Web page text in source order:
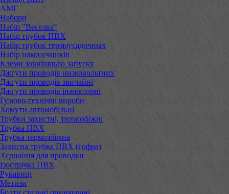
АМГ
Набори
Набір "Веселка"
Набір трубок ПВХ
Набір трубок термоусадочных
Набір наконечників
Клеми зовнішньго запуску
Джгути проводів низковольтних
Джгути проводів звичайні
Джгути проводів інжекторні
Гумово-технічні вироби
Хомути автомобільні
Трубки захистні, термозбіжні
Трубка ПВХ
Трубка термозбіжна
Захисна трубка ПВХ (гофра)
З'єднання для проводки
Ізострічка ПВХ
Рукавиці
Метизи
Болти стальні оцинковані